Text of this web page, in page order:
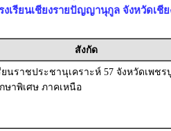
เรียนเชียงรายปัญญานุกูล จังหวัดเชีย
สังกัด
ยนราชประชานุเคราะห์ 57 จังหวัดเพช
ษาพิเศษ ภาคเหนือ